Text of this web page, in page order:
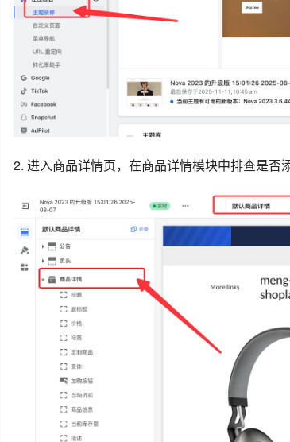
2. 进入商品详情页，在商品详情模块中排查是否